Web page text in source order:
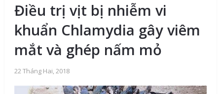
Điều trị vịt bị nhiễm vi
khuẩn Chlamydia gây viêm
mắt và ghép nấm mỏ
22 Tháng Hai, 2018